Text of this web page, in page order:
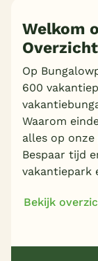
Welkom
Overzicht
Op
600
Waarom
alles op
Bespaar tijd
vakantiepark
Bekijk